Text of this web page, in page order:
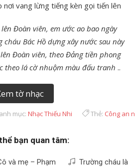
nơi vang lừng tiếng kèn gọi tiến lên
lên Đoàn viên, em ước ao bao ngày
cháu Bác Hồ dựng xây nước sau này
Đoàn viên, theo Đảng tiền phong
theo lá cờ nhuộm màu đấu tranh ..
tờ nhạc
mục: Nhạc Thiếu Nhi Thẻ: Công an
bạn quan tâm:
và mẹ – Phạm
Trường cháu là